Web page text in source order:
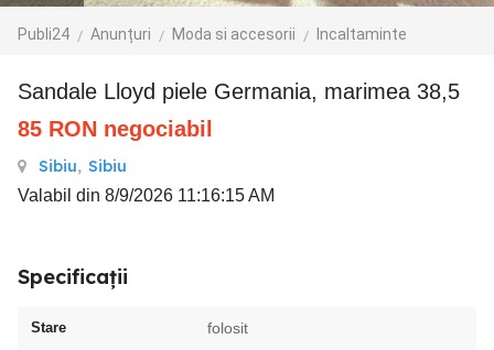
Publi24 Anunțuri Moda si accesorii Incaltaminte
Sandale Lloyd piele Germania, marimea 38,5
85 RON negociabil
Sibiu, Sibiu
Valabil din 8/9/2026 11:16:15 AM
Specificații
Stare folosit